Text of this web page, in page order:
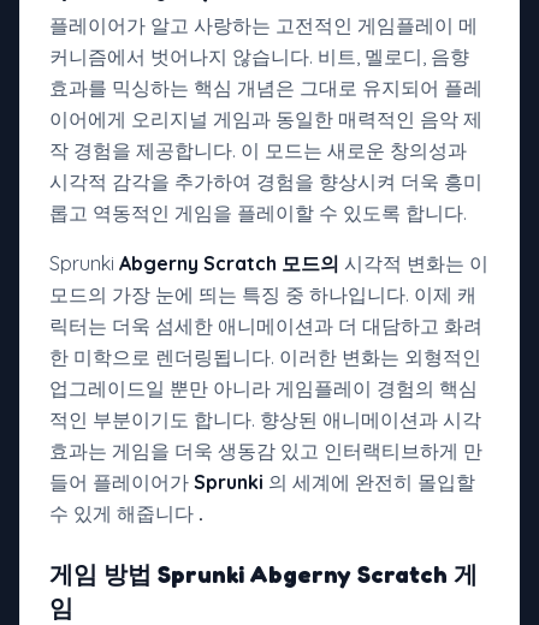
플레이어가 알고 사랑하는 고전적인 게임플레이 메
커니즘에서 벗어나지 않습니다. 비트, 멜로디, 음향
효과를 믹싱하는 핵심 개념은 그대로 유지되어 플레
이어에게 오리지널 게임과 동일한 매력적인 음악 제
작 경험을 제공합니다. 이 모드는 새로운 창의성과
시각적 감각을 추가하여 경험을 향상시켜 더욱 흥미
롭고 역동적인 게임을 플레이할 수 있도록 합니다.
Sprunki Abgerny Scratch 모드의 시각적 변화는 이
모드의 가장 눈에 띄는 특징 중 하나입니다. 이제 캐
릭터는 더욱 섬세한 애니메이션과 더 대담하고 화려
한 미학으로 렌더링됩니다. 이러한 변화는 외형적인
업그레이드일 뿐만 아니라 게임플레이 경험의 핵심
적인 부분이기도 합니다. 향상된 애니메이션과 시각
효과는 게임을 더욱 생동감 있고 인터랙티브하게 만
들어 플레이어가 Sprunki 의 세계에 완전히 몰입할
수 있게 해줍니다 .
게임 방법 Sprunki Abgerny Scratch 게
임